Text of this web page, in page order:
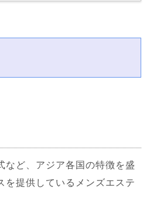
など、アジア各国の特徴を盛
を提供しているメンズエステ